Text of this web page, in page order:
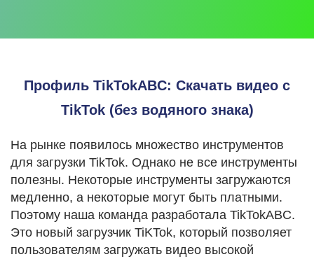
Профиль TikTokABC: Скачать видео с
TikTok (без водяного знака)
На рынке появилось множество инструментов
для загрузки TikTok. Однако не все инструменты
полезны. Некоторые инструменты загружаются
медленно, а некоторые могут быть платными.
Поэтому наша команда разработала TikTokABC.
Это новый загрузчик TiKTok, который позволяет
пользователям загружать видео высокой